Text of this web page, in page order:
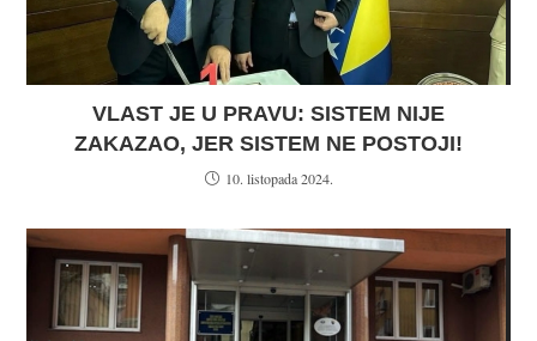
VLAST JE U PRAVU: SISTEM NIJE
ZAKAZAO, JER SISTEM NE POSTOJI!
10. listopada 2024.